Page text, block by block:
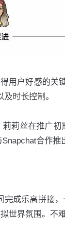
用户好感的
时长控制。
莉丝在推广
合作推
成乐高拼接
界氛围。